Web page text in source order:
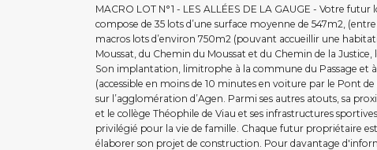
MACRO LOT N°1 - LES ALLÉES DE LA GAUGE - Votre
compose de 35 lots d’une surface moyenne de 547m2,
macros lots d’environ 750m2 (pouvant accueillir une
Moussat, du Chemin du Moussat et du Chemin de la
Son implantation, limitrophe à la commune du Passage et
(accessible en moins de 10 minutes en voiture par le Pont
sur l’agglomération d’Agen. Parmi ses autres atouts, sa
et le collège Théophile de Viau et ses infrastructures
privilégié pour la vie de famille. Chaque futur propriétaire
élaborer son projet de construction. Pour davantage